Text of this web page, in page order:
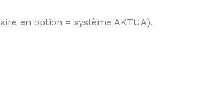
en option = système AKTUA).